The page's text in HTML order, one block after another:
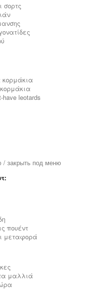
σορτς
κορμάκια
have leotards
закрыть под меню
πουέντ
μεταφορά
μαλλιά